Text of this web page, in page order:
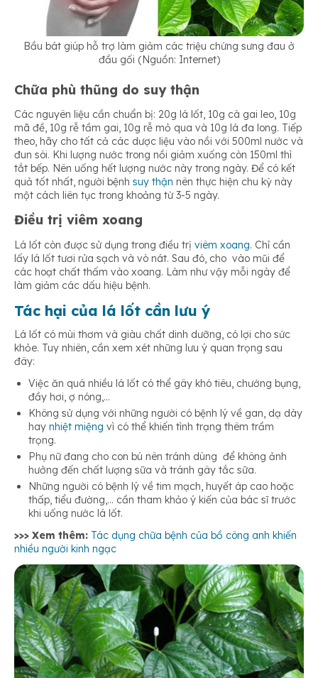
Bầu bát giúp hỗ trợ làm giảm các triệu chứng sưng đau ở
đầu gối (Nguồn: Internet)
Chữa phù thũng do suy thận
Các nguyên liệu cần chuẩn bị: 20g lá lốt, 10g cà gai leo, 10g
mã đề, 10g rễ tầm gai, 10g rễ mỏ qua và 10g lá đa long. Tiếp
theo, hãy cho tất cả các dược liệu vào nồi với 500ml nước và
đun sôi. Khi lượng nước trong nồi giảm xuống còn 150ml thì
tắt bếp. Nên uống hết lượng nước này trong ngày. Để có kết
quả tốt nhất, người bệnh suy thận nên thực hiện chu kỳ này
một cách liên tục trong khoảng từ 3-5 ngày.
Điều trị viêm xoang
Lá lốt còn được sử dụng trong điều trị viêm xoang. Chỉ cần
lấy lá lốt tươi rửa sạch và vò nát. Sau đó, cho vào mũi để
các hoạt chất thấm vào xoang. Làm như vậy mỗi ngày để
làm giảm các dấu hiệu bệnh.
Tác hại của lá lốt cần lưu ý
Lá lốt có mùi thơm và giàu chất dinh dưỡng, có lợi cho sức
khỏe. Tuy nhiên, cần xem xét những lưu ý quan trọng sau
đây:
Việc ăn quá nhiều lá lốt có thể gây khó tiêu, chướng bụng,
đầy hơi, ợ nóng,…
Không sử dụng với những người có bệnh lý về gan, dạ dày
hay nhiệt miệng vì có thể khiến tình trạng thêm trầm
trọng.
Phụ nữ đang cho con bú nên tránh dùng để không ảnh
hưởng đến chất lượng sữa và tránh gây tắc sữa.
Những người có bệnh lý về tim mạch, huyết áp cao hoặc
thấp, tiểu đường,… cần tham khảo ý kiến của bác sĩ trước
khi uống nước lá lốt.
>>> Xem thêm: Tác dụng chữa bệnh của bồ công anh khiến
nhiều người kinh ngạc